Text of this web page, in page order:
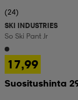
(24)
SKI INDUSTRIES
So Ski Pant Jr
17,99
Suositushinta